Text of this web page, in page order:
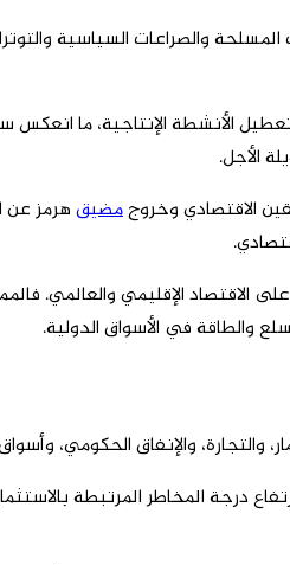
والصراعات السياسية
الأنشطة الإنتاجية، ما انعكس
الأجل.
الاقتصادي وخروجمضيقهرمز عن
الاقتصاد الإقليمي والعالمي.
والطاقة في الأسواق الدولية.
والتجارة، والإنفاق الحكومي،
درجة المخاطر المرتبطة